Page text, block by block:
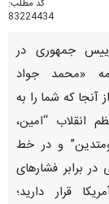
کد مطلب:
83224434
رییس جمهوری در
«محمد جواد
كه شما را به
انقلاب “امین،
و در خط
در برابر فشارهای
قرار دارید؛